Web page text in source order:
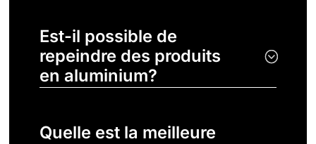
Est-il possible de
repeindre des produits
en aluminium?
Quelle est la meilleure